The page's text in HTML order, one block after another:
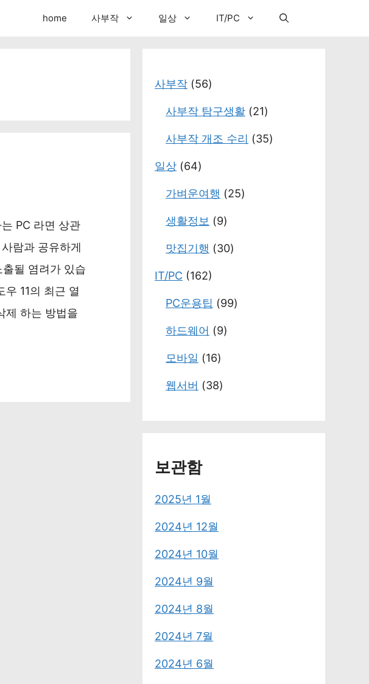
home 사부작 일상 IT/PC
PC 라면 상관
람과 공유하게
될 염려가 있습
우 11의 최근 열
제 하는 방법을
사부작 (56)
사부작 탐구생활 (21)
사부작 개조 수리 (35)
일상 (64)
가벼운여행 (25)
생활정보 (9)
맛집기행 (30)
IT/PC (162)
PC운용팁 (99)
하드웨어 (9)
모바일 (16)
웹서버 (38)
보관함
2025년 1월
2024년 12월
2024년 10월
2024년 9월
2024년 8월
2024년 7월
2024년 6월